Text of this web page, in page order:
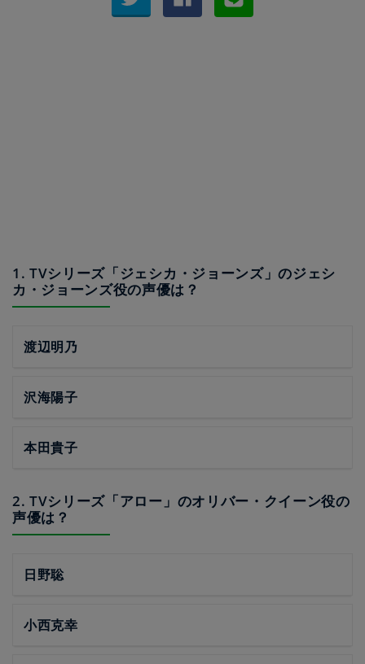
1. TVシリーズ「ジェシカ・ジョーンズ」のジェシ
カ・ジョーンズ役の声優は？
渡辺明乃
沢海陽子
本田貴子
2. TVシリーズ「アロー」のオリバー・クイーン役の
声優は？
日野聡
小西克幸